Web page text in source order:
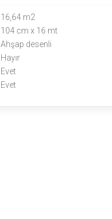
16,64 m2
104 cm x 16 mt
Ahşap desenli
Hayır
Evet
Evet